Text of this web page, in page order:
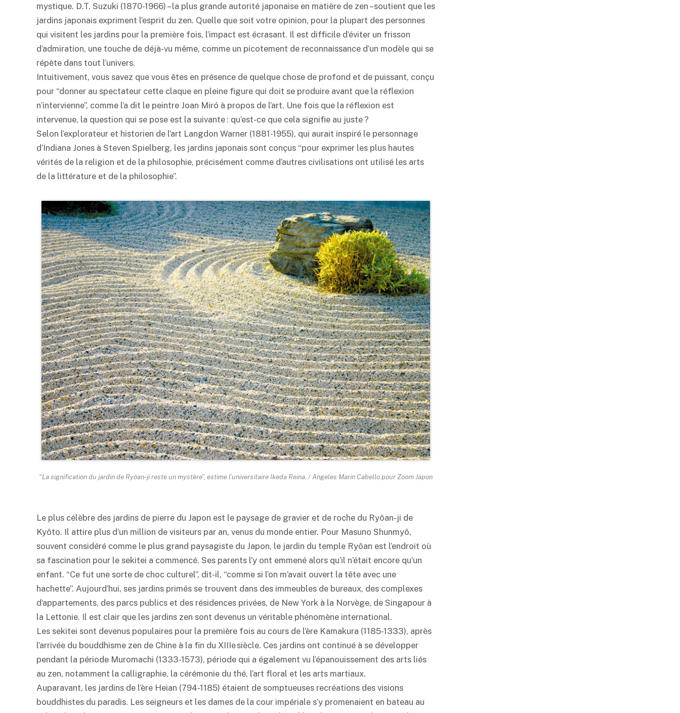
mystique. D.T. Suzuki (1870-1966) – la plus grande autorité japonaise en matière de zen –soutient que les
jardins japonais expriment l’esprit du zen. Quelle que soit votre opinion, pour la plupart des personnes
qui visitent les jardins pour la première fois, l’impact est écrasant. Il est difficile d’éviter un frisson
d’admiration, une touche de déjà-vu même, comme un picotement de reconnaissance d’un modèle qui se
répète dans tout l’univers.
Intuitivement, vous savez que vous êtes en présence de quelque chose de profond et de puissant, conçu
pour “donner au spectateur cette claque en pleine figure qui doit se produire avant que la réflexion
n’intervienne”, comme l’a dit le peintre Joan Miró à propos de l’art. Une fois que la réflexion est
intervenue, la question qui se pose est la suivante : qu’est-ce que cela signifie au juste ?
Selon l’explorateur et historien de l’art Langdon Warner (1881-1955), qui aurait inspiré le personnage
d’Indiana Jones à Steven Spielberg, les jardins japonais sont conçus “pour exprimer les plus hautes
vérités de la religion et de la philosophie, précisément comme d’autres civilisations ont utilisé les arts
de la littérature et de la philosophie”.
“La signification du jardin de Ryôan-ji reste un mystère”, estime l’universitaire Ikeda Reina. / Angeles Marin Cabello pour Zoom Japon
Le plus célèbre des jardins de pierre du Japon est le paysage de gravier et de roche du Ryôan-ji de
Kyôto. Il attire plus d’un million de visiteurs par an, venus du monde entier. Pour Masuno Shunmyô,
souvent considéré comme le plus grand paysagiste du Japon, le jardin du temple Ryôan est l’endroit où
sa fascination pour le sekitei a commencé. Ses parents l’y ont emmené alors qu’il n’était encore qu’un
enfant. “Ce fut une sorte de choc culturel”, dit-il, “comme si l’on m’avait ouvert la tête avec une
hachette”. Aujourd’hui, ses jardins primés se trouvent dans des immeubles de bureaux, des complexes
d’appartements, des parcs publics et des résidences privées, de New York à la Norvège, de Singapour à
la Lettonie. Il est clair que les jardins zen sont devenus un véritable phénomène international.
Les sekitei sont devenus populaires pour la première fois au cours de l’ère Kamakura (1185-1333), après
l’arrivée du bouddhisme zen de Chine à la fin du XIIIe siècle. Ces jardins ont continué à se développer
pendant la période Muromachi (1333-1573), période qui a également vu l’épanouissement des arts liés
au zen, notamment la calligraphie, la cérémonie du thé, l’art floral et les arts martiaux.
Auparavant, les jardins de l’ère Heian (794-1185) étaient de somptueuses recréations des visions
bouddhistes du paradis. Les seigneurs et les dames de la cour impériale s’y promenaient en bateau au